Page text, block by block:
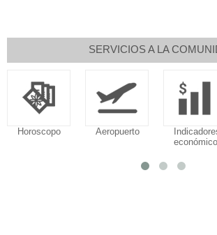
SERVICIOS A LA
Horoscopo Aeropuerto